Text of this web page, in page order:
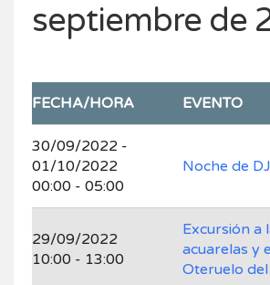
septiembre de
FECHA/HORA EVENTO
30/09/2022 -
01/10/2022
00:00 - 05:00
Noche de DJ
29/09/2022
10:00 - 13:00
Excursión a
acuarelas y
Oteruelo del